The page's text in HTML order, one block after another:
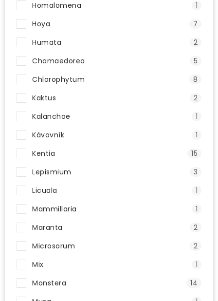
Homalomena
1
Hoya
7
Humata
2
Chamaedorea
5
Chlorophytum
8
Kaktus
2
Kalanchoe
1
Kávovník
1
Kentia
15
Lepismium
3
Licuala
1
Mammillaria
1
Maranta
2
Microsorum
2
Mix
1
Monstera
14